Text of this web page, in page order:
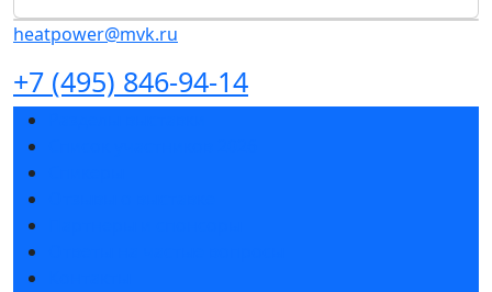
heatpower@mvk.ru
+7 (495) 846-94-14